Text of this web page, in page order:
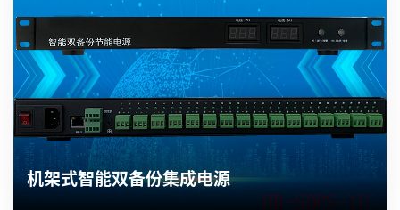
机架式智能双备份集成电源